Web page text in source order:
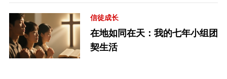
信徒成长
在地如同在天：我的七年小组团
契生活